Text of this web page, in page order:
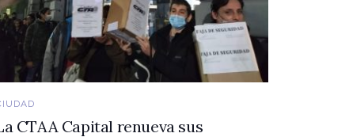
CTAA Capital renueva sus